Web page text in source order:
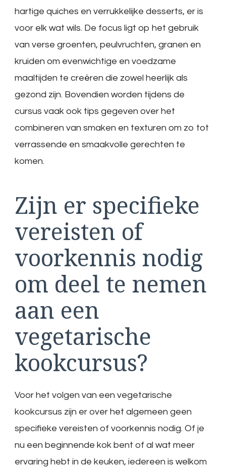
hartige quiches en verrukkelijke desserts, er is
voor elk wat wils. De focus ligt op het gebruik
van verse groenten, peulvruchten, granen en
kruiden om evenwichtige en voedzame
maaltijden te creëren die zowel heerlijk als
gezond zijn. Bovendien worden tijdens de
cursus vaak ook tips gegeven over het
combineren van smaken en texturen om zo tot
verrassende en smaakvolle gerechten te
komen.
Zijn er specifieke
vereisten of
voorkennis nodig
om deel te nemen
aan een
vegetarische
kookcursus?
Voor het volgen van een vegetarische
kookcursus zijn er over het algemeen geen
specifieke vereisten of voorkennis nodig. Of je
nu een beginnende kok bent of al wat meer
ervaring hebt in de keuken, iedereen is welkom